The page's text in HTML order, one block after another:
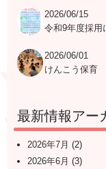
2026/06/15
令和9年度採用
2026/06/01
けんこう保育
最新情報アー
2026年7月 (2)
2026年6月 (3)